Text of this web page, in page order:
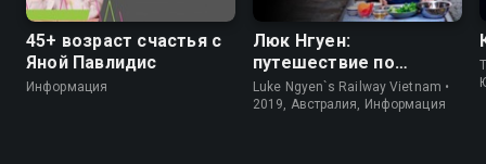
45+ возраст счастья с
Яной Павлидис
Информация
Люк Нгуен:
путешествие по
Вьетнаму
Luke Ngyen`s Railway Vietnam •
2019, Австралия, Информация